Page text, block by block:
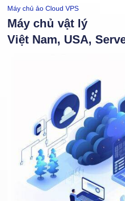
Máy chủ ảo Cloud VPS
Máy chủ vật lý
Việt Nam, USA,